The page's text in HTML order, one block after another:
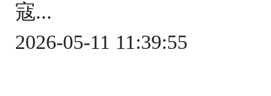
寇...
2026-05-11 11:39:55